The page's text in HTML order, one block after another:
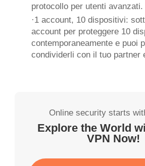
protocollo per utenti avanzati.
·1 account, 10 dispositivi:
account per proteggere 10
contemporaneamente e puoi
condividerli con il tuo partner
Online security starts
Explore the World
VPN Now!